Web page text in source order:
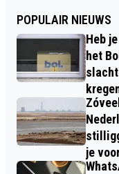
POPULAIR NIEUWS
Heb
het
je